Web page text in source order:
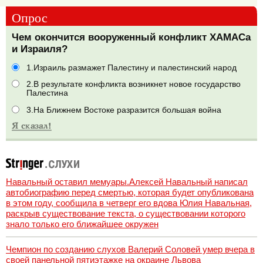
Опрос
Чем окончится вооруженный конфликт ХАМАСа
и Израиля?
1.Израиль размажет Палестину и палестинский народ
2.В результате конфликта возникнет новое государство
Палестина
3.На Ближнем Востоке разразится большая война
Навальный оставил мемуары.Алексей Навальный написал
автобиографию перед смертью, которая будет опубликована
в этом году, сообщила в четверг его вдова Юлия Навальная,
раскрыв существование текста, о существовании которого
знало только его ближайшее окружен
Чемпион по созданию слухов Валерий Соловей умер вчера в
своей панельной пятиэтажке на окраине Львова